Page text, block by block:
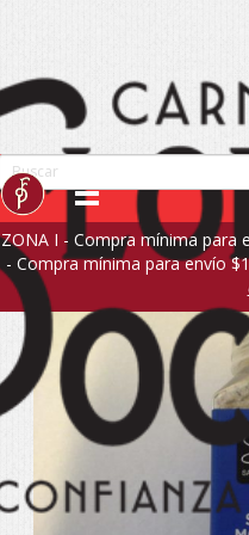
ZONA I - Compra mínima para
- Compra mínima para envío